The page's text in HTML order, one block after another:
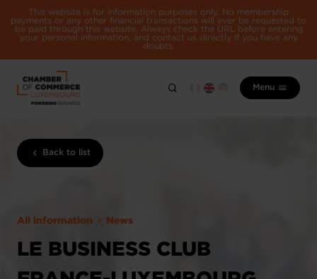
This website is for information purposes only. No membership
payments or any other financial transactions will ever be requested to
be paid through this website. Always check the URL before entering
your personal information, and contact us directly if you have any
doubts.
Menu
Back to list
All information News
LE BUSINESS CLUB